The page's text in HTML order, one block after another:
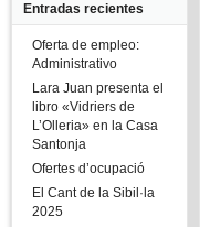
Entradas recientes
Oferta de empleo:
Administrativo
Lara Juan presenta el
libro «Vidriers de
L’Olleria» en la Casa
Santonja
Ofertes d’ocupació
El Cant de la Sibil·la
2025